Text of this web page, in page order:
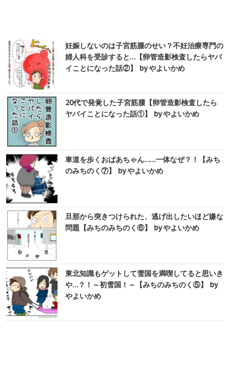
妊娠しないのは子宮筋腫のせい？不妊治療専門の
婦人科を受診すると…【卵管造影検査したらヤバ
イことになった話②】 by やよいかめ
20代で発覚した子宮筋腫【卵管造影検査したら
ヤバイことになった話①】 by やよいかめ
車道を歩くおばあちゃん……一体なぜ？！【みち
のみちのく⑦】 by やよいかめ
旦那から突きつけられた、逃げ出したいほど嫌な
問題【みちのみちのく⑥】 by やよいかめ
東北知識もゲットして雪国を満喫してると思いき
や…？！～初雪国！～【みちのみちのく⑤】 by
やよいかめ